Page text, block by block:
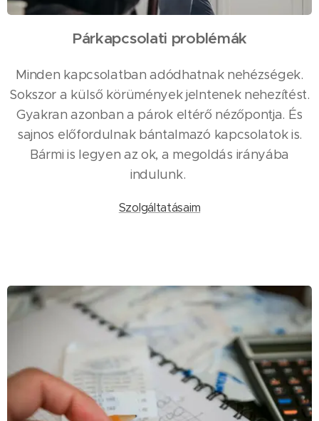
Párkapcsolati problémák
Minden kapcsolatban adódhatnak nehézségek.
Sokszor a külső körümények jelntenek nehezítést.
Gyakran azonban a párok eltérő nézőpontja. És
sajnos előfordulnak bántalmazó kapcsolatok is.
Bármi is legyen az ok, a megoldás irányába
indulunk.
Szolgáltatásaim